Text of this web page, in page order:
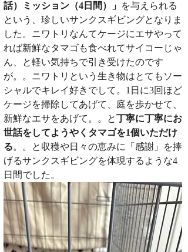
話）ミッション（4日間）」 を与えられる
という、珍しいサンクスギビングとなりま
した。ニワトリなんてケージにエサやって
れば新鮮なタマゴも食べれてサイコーじゃ
ん、と軽い気持ちで引き受けたのです
が。。ニワトリという生き物はとてもソー
シャルでキレイ好きでして。1日に3回ほど
ケージを掃除してあげて、庭を歩かせて、
新鮮なエサをあげて。。と丁寧に丁寧にお
世話をしてようやくタマゴを1個いただけ
る。。と収穫や日々の恵みに「感謝」を捧
げるサンクスギビングを体現するような4
日間でした。